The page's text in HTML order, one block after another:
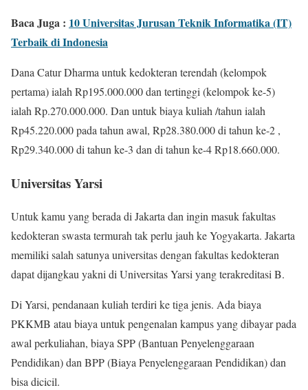
Baca Juga : 10 Universitas Jurusan Teknik Informatika (IT)
Terbaik di Indonesia
Dana Catur Dharma untuk kedokteran terendah (kelompok
pertama) ialah Rp195.000.000 dan tertinggi (kelompok ke-5)
ialah Rp.270.000.000. Dan untuk biaya kuliah /tahun ialah
Rp45.220.000 pada tahun awal, Rp28.380.000 di tahun ke-2 ,
Rp29.340.000 di tahun ke-3 dan di tahun ke-4 Rp18.660.000.
Universitas Yarsi
Untuk kamu yang berada di Jakarta dan ingin masuk fakultas
kedokteran swasta termurah tak perlu jauh ke Yogyakarta. Jakarta
memiliki salah satunya universitas dengan fakultas kedokteran
dapat dijangkau yakni di Universitas Yarsi yang terakreditasi B.
Di Yarsi, pendanaan kuliah terdiri ke tiga jenis. Ada biaya
PKKMB atau biaya untuk pengenalan kampus yang dibayar pada
awal perkuliahan, biaya SPP (Bantuan Penyelenggaraan
Pendidikan) dan BPP (Biaya Penyelenggaraan Pendidikan) dan
bisa dicicil.